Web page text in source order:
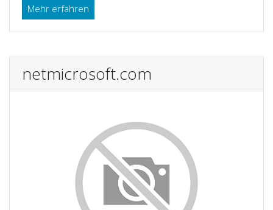
Mehr erfahren
netmicrosoft.com